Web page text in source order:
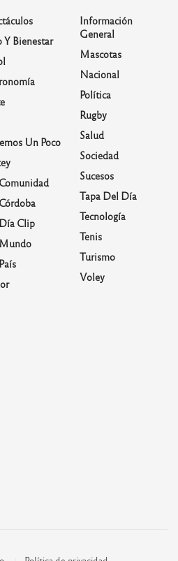
Y Bienestar
Un Poco
Clip
Información
General
Mascotas
Nacional
Política
Rugby
Salud
Sociedad
Sucesos
Tapa Del Día
Tecnología
Tenis
Turismo
Voley